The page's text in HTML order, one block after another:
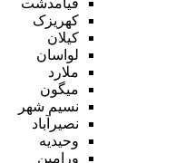
کهریزک
کیلان
لواسان
ملارد
میگون
نسیم شهر
نصیرآباد
وحیدیه
ورامین